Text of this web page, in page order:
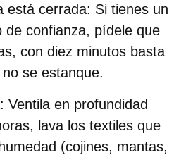
está cerrada: Si tienes un
de confianza, pídele que
con diez minutos basta
se estanque.
Ventila en profundidad
lava los textiles que
(cojines, mantas,